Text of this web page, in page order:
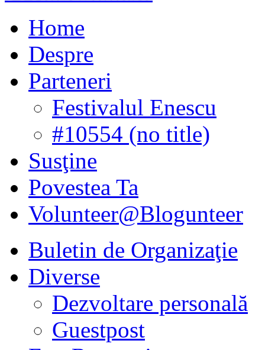
Home
Despre
Parteneri
Festivalul Enescu
#10554 (no title)
Susţine
Povestea Ta
Volunteer@Blogunteer
Buletin de Organizaţie
Diverse
Dezvoltare personală
Guestpost